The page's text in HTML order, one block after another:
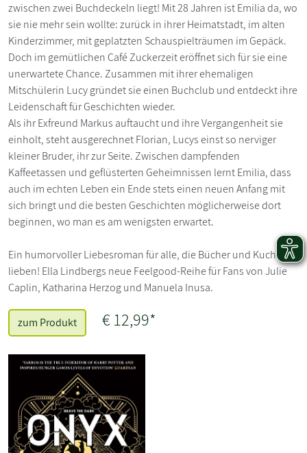
zwischen zwei Buchdeckeln liegt! Mit 28 Jahren ist Emilia da, wo
sie nie mehr sein wollte: zurück in ihrer Heimatstadt, im alten
Kinderzimmer, mit geplatzten Schauspielträumen im Gepäck.
Doch im gemütlichen Café Zuckerzeit eröffnet sich für sie eine
unerwartete Chance. Zusammen mit ihrer ehemaligen
Mitschülerin Lucy gründet sie einen Buchclub und entdeckt ihre
Leidenschaft für Geschichten wieder.
Als ihr Exfreund Markus auftaucht und ihre Vergangenheit sie
einholt, steht ausgerechnet Florian, Lucys einst so nerviger
kleiner Bruder, ihr zur Seite. Zwischen dampfenden
Kaffeetassen und geflüsterten Geheimnissen lernt Emilia, dass
auch im echten Leben ein Ende stets einen neuen Anfang mit
sich bringt und die besten Geschichten möglicherweise dort
beginnen, wo man es am wenigsten erwartet.
Ein humorvoller Liebesroman für alle, die Bücher und Kuchen
lieben! Ella Lindbergs neue Feelgood-Reihe für Fans von Julie
Caplin, Katharina Herzog und Manuela Inusa.
zum Produkt € 12,99*